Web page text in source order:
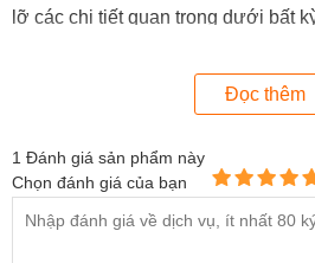
lỡ các chi tiết quan trọng dưới bất
hoàn chỉnh nếu không có phần
trên hình ảnh. Model này cũng bao
lường và hiệu chuẩn chỉ có sẵn
nghiệp như thế này. AM7013MT
Đọc thêm
1 Đánh giá sản phẩm này
Chọn đánh giá của bạn